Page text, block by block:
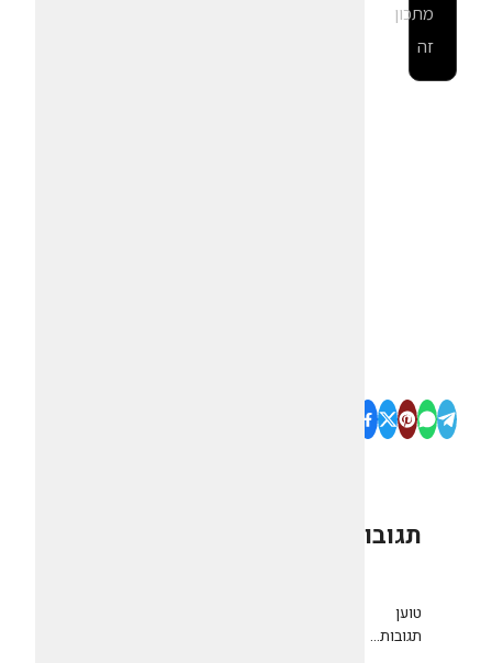
מתכון
זה
תגובות
טוען
תגובות...